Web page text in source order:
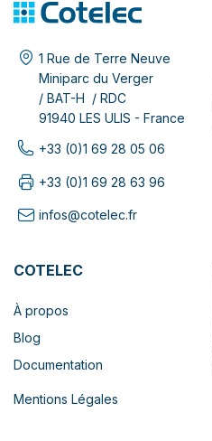
1 Rue de Terre Neuve
Miniparc du Verger
/ BAT-H / RDC
91940 LES ULIS - France
+33 (0)1 69 28 05 06
+33 (0)1 69 28 63 96
infos@cotelec.fr
COTELEC
À propos
Blog
Documentation
Mentions Légales